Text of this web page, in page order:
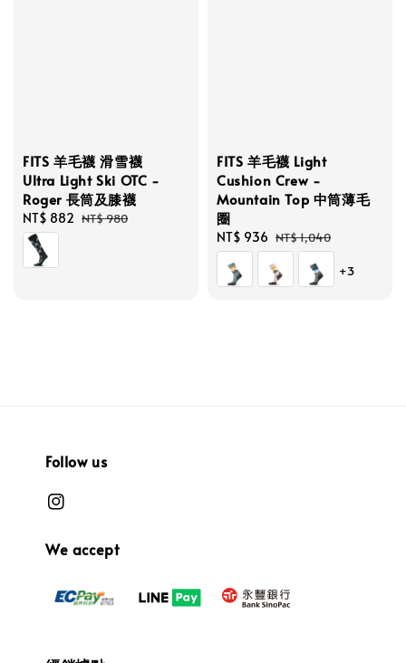
FITS 羊毛襪 滑雪襪
Ultra Light Ski OTC -
Roger 長筒及膝襪
Sale
price
NT$ 882 Regular
NT$ 980
FITS 羊毛襪 Light
Cushion Crew -
Mountain Top 中筒薄毛
圈
Sale
price
NT$ 936 Regular
price
NT$ 1,040
+3
Follow us
We accept